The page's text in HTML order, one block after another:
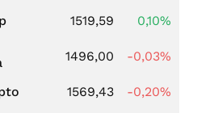
1519,59
0,10%
1496,00 -0,03%
1569,43
-0,20%